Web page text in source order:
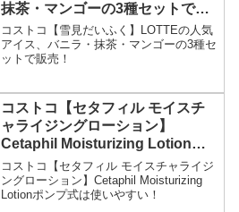
抹茶・マンゴーの3種セットで販
売！
コストコ【雪見だいふく】LOTTEの人気
アイス、バニラ・抹茶・マンゴーの3種セ
ットで販売！
コストコ【セタフィル モイスチ
ャライジングローション】
Cetaphil Moisturizing Lotionポ
ンプ式は使いやすい！
コストコ【セタフィル モイスチャライジ
ングローション】Cetaphil Moisturizing
Lotionポンプ式は使いやすい！